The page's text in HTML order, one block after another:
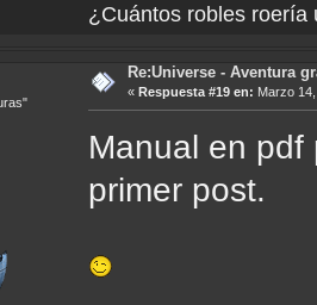
¿Cuántos robles roería
Re:Universe - Aventura
« Respuesta #19 en: Marzo
Manual en
primer post.